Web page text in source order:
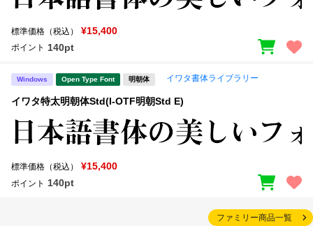
標準価格（税込） ¥15,400
ポイント 140pt
Windows Open Type Font 明朝体 イワタ書体ライブラリー
イワタ特太明朝体Std(I-OTF明朝Std E)
標準価格（税込） ¥15,400
ポイント 140pt
ファミリー商品一覧